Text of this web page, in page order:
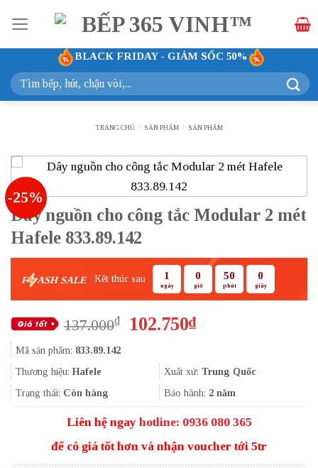
qua
nội
dung
BLACK FRIDAY - GIẢM SỐC 50%
Tìm
kiếm:
TRANG CHỦ / SẢN PHẨM / SẢN PHẨM
-25%
Dây nguồn cho công tắc Modular 2 mét
Hafele 833.89.142
F ASH SALE Kết thúc sau 1
ngày
0
giờ
49
phút
59
giây
137.000₫
Giá
137.000₫.
102.750₫Giá
là:
102.750₫.
Mã sản phẩm: 833.89.142
Thương hiệu: Hafele Xuất xứ: Trung Quốc
Trạng thái: Còn hàng Bảo hành: 2 năm
Liên hệ ngay hotline: 0936 080 365
để có giá tốt hơn và nhận voucher tới 5tr